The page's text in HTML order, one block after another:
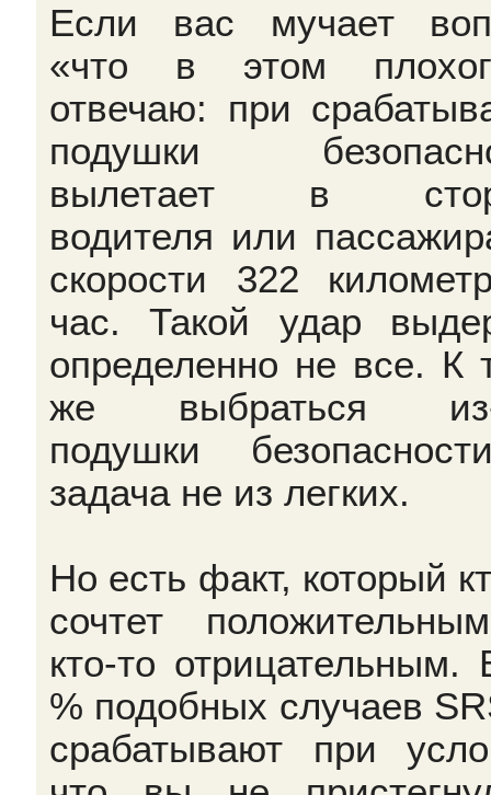
Если вас мучает
«что в этом
отвечаю: при
подушки
вылетает в
водителя или
скорости 322
час. Такой удар
определенно не все. К
же выбраться из-
подушки
задача не из легких.
Но есть факт, который
сочтет
кто-то отрицательным.
% подобных случаев
срабатывают при